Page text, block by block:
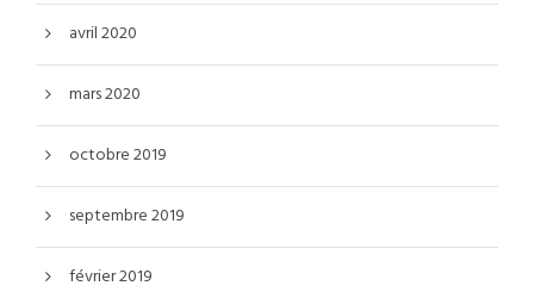
avril 2020
mars 2020
octobre 2019
septembre 2019
février 2019